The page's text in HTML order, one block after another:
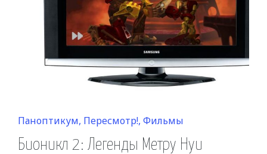
Posted
in
Паноптикум Пересмотр! Фильмы
Бионикл 2: Легенды Метру Нуи